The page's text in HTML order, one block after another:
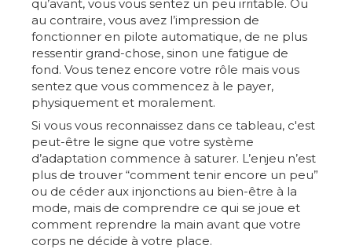
qu’avant, vous vous sentez un peu irritable. Ou
au contraire, vous avez l’impression de
fonctionner en pilote automatique, de ne plus
ressentir grand-chose, sinon une fatigue de
fond. Vous tenez encore votre rôle mais vous
sentez que vous commencez à le payer,
physiquement et moralement.
Si vous vous reconnaissez dans ce tableau, c'est
peut-être le signe que votre système
d’adaptation commence à saturer. L’enjeu n’est
plus de trouver “comment tenir encore un peu”
ou de céder aux injonctions au bien-être à la
mode, mais de comprendre ce qui se joue et
comment reprendre la main avant que votre
corps ne décide à votre place.